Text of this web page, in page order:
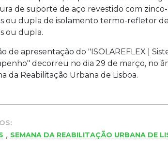
de suporte de aço revestido com
ou dupla de isolamento termo-refletor
ou dupla.
de apresentação do "ISOLAREFLEX |
decorreu no dia 29 de março, no
da Reabilitação Urbana de Lisboa.
, SEMANA DA REABILITAÇÃO URBANA DE